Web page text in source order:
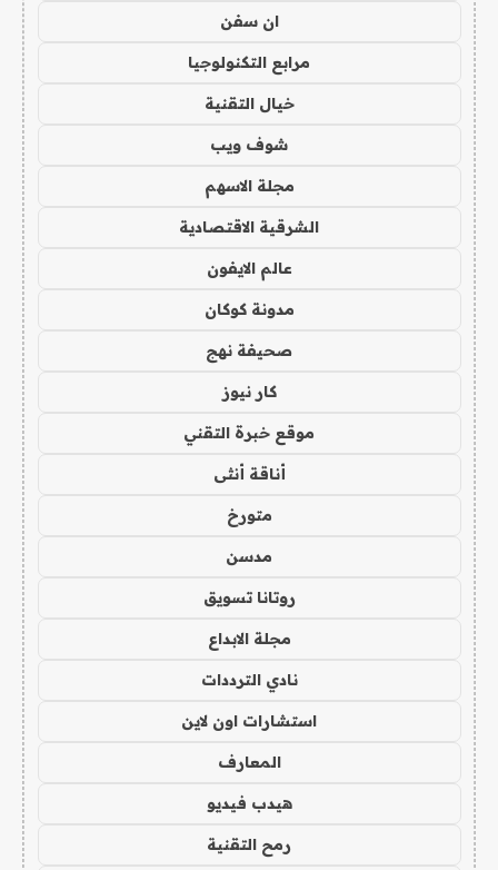
ان سفن
مرابع التكنولوجيا
خيال التقنية
شوف ويب
مجلة الاسهم
الشرقية الاقتصادية
عالم الايفون
مدونة كوكان
صحيفة نهج
كار نيوز
موقع خبرة التقني
أناقة أنثى
متورخ
مدسن
روتانا تسويق
مجلة الابداع
نادي الترددات
استشارات اون لاين
المعارف
هيدب فيديو
رمح التقنية